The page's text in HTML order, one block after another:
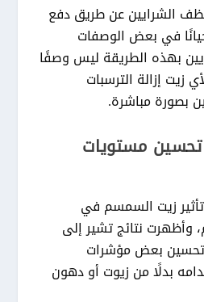
الشرايين عن طريق دفع
في بعض الوصفات
بهذه الطريقة ليس وصفًا
زيت إزالة الترسبات
بصورة مباشرة.
مستويات
زيت السمسم في
وأظهرت نتائج تشير إلى
بعض مؤشرات
بدلًا من زيوت أو دهون